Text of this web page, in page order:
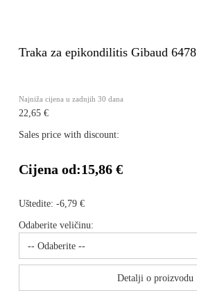
Traka za epikondilitis Gibaud 6478
Najniža cijena u zadnjih 30 dana
22,65 €
Sales price with discount:
Cijena od:15,86 €
Uštedite: -6,79 €
Odaberite veličinu:
Detalji o proizvodu